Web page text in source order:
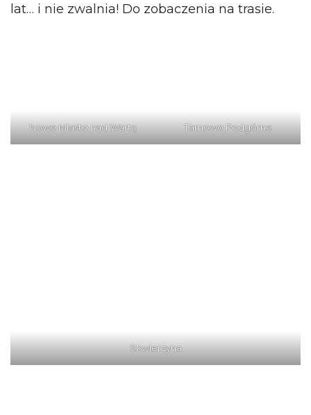
lat… i nie zwalnia! Do zobaczenia na trasie.
Nowe Miasto nad Wartą Tarnowo Podgórne
Skwierzyna